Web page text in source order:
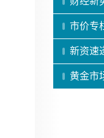
市价专
新资速
黄金市